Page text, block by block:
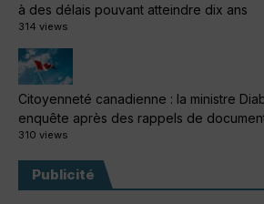
à des délais pouvant atteindre dix ans
314 views
Citoyenneté canadienne : la ministre
enquête après des rappels de
310 views
Publicité